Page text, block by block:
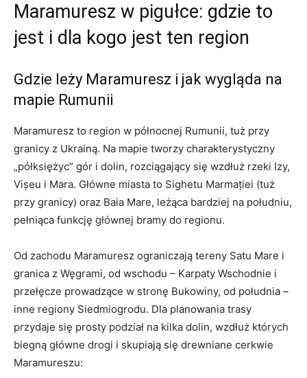
Maramuresz w pigułce: gdzie to
jest i dla kogo jest ten region
Gdzie leży Maramuresz i jak wygląda na
mapie Rumunii
Maramuresz to region w północnej Rumunii, tuż przy
granicy z Ukrainą. Na mapie tworzy charakterystyczny
„półksiężyc” gór i dolin, rozciągający się wzdłuż rzeki Izy,
Vișeu i Mara. Główne miasta to Sighetu Marmației (tuż
przy granicy) oraz Baia Mare, leżąca bardziej na południu,
pełniąca funkcję głównej bramy do regionu.
Od zachodu Maramuresz ograniczają tereny Satu Mare i
granica z Węgrami, od wschodu – Karpaty Wschodnie i
przełęcze prowadzące w stronę Bukowiny, od południa –
inne regiony Siedmiogrodu. Dla planowania trasy
przydaje się prosty podział na kilka dolin, wzdłuż których
biegną główne drogi i skupiają się drewniane cerkwie
Maramureszu: